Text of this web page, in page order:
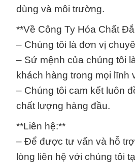
dùng và môi trường.
**Về Công Ty Hóa Chất
– Chúng tôi là đơn vị
– Sứ mệnh của chúng tôi
khách hàng trong mọi lĩnh
– Chúng tôi cam kết luôn
chất lượng hàng đầu.
**Liên hệ:**
– Để được tư vấn và hỗ
lòng liên hệ với chúng tôi